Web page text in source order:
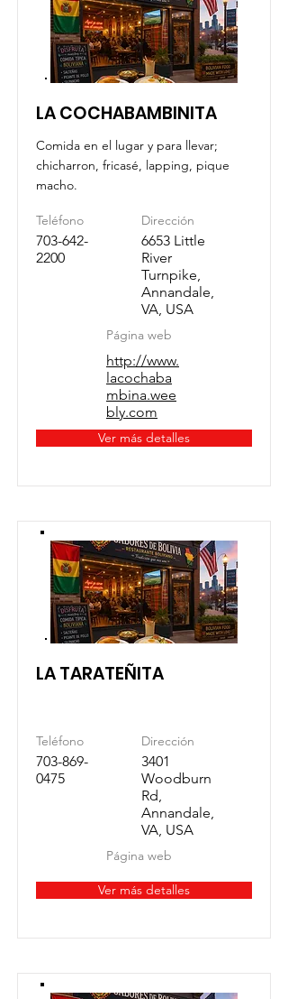
LA COCHABAMBINITA
Comida en el lugar y para llevar;
chicharron, fricasé, lapping, pique
macho.
Teléfono
703-642-
2200
Dirección
6653 Little
River
Turnpike,
Annandale,
VA, USA
Página web
http://www.
lacochaba
mbina.wee
bly.com
Ver más detalles
LA TARATEÑITA
Teléfono
703-869-
0475
Dirección
3401
Woodburn
Rd,
Annandale,
VA, USA
Página web
Ver más detalles